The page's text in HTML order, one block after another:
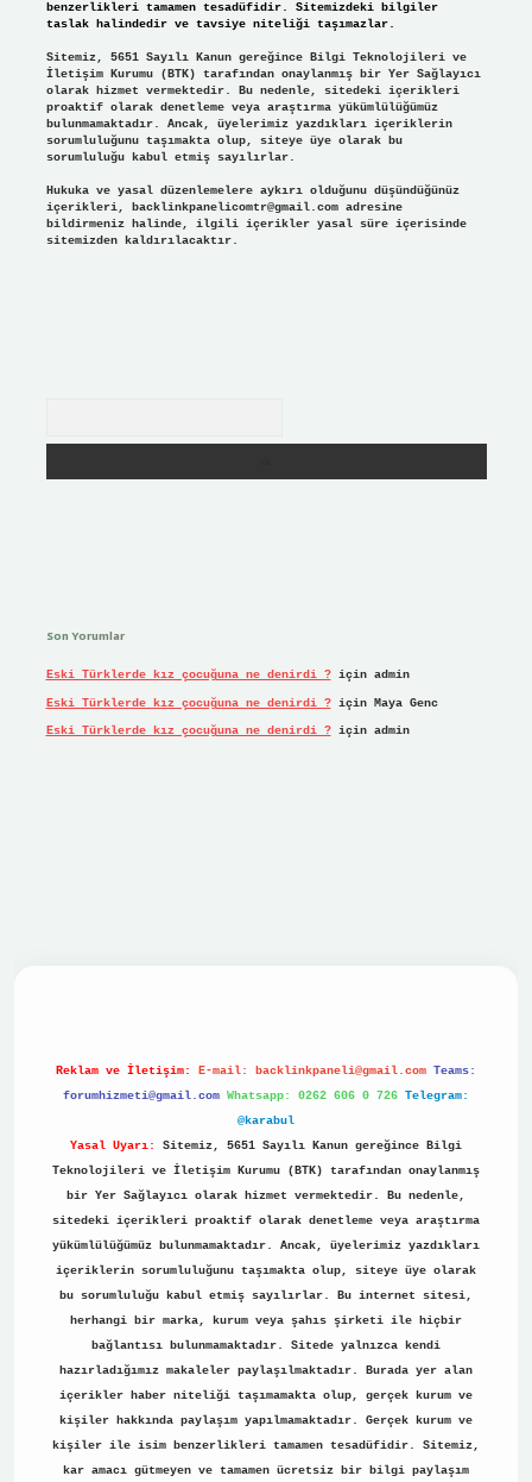
benzerlikleri tamamen tesadüfidir. Sitemizdeki bilgiler
taslak halindedir ve tavsiye niteliği taşımazlar.
Sitemiz, 5651 Sayılı Kanun gereğince Bilgi Teknolojileri ve
İletişim Kurumu (BTK) tarafından onaylanmış bir Yer Sağlayıcı
olarak hizmet vermektedir. Bu nedenle, sitedeki içerikleri
proaktif olarak denetleme veya araştırma yükümlülüğümüz
bulunmamaktadır. Ancak, üyelerimiz yazdıkları içeriklerin
sorumluluğunu taşımakta olup, siteye üye olarak bu
sorumluluğu kabul etmiş sayılırlar.
Hukuka ve yasal düzenlemelere aykırı olduğunu düşündüğünüz
içerikleri, backlinkpanelicomtr@gmail.comadresine
bildirmeniz halinde, ilgili içerikler yasal süre içerisinde
sitemizden kaldırılacaktır.
Son Yorumlar
Eski Türklerde kız çocuğuna ne denirdi ?için admin
Eski Türklerde kız çocuğuna ne denirdi ?için Maya Genc
Eski Türklerde kız çocuğuna ne denirdi ?için admin
Reklam ve İletişim: E-mail: backlinkpaneli@gmail.com Teams:
forumhizmeti@gmail.com Whatsapp: 0262 606 0 726 Telegram:
@karabul
Yasal Uyarı:
Sitemiz, 5651 Sayılı Kanun gereğince Bilgi
Teknolojileri ve İletişim Kurumu (BTK) tarafından onaylanmış
bir Yer Sağlayıcı olarak hizmet vermektedir. Bu nedenle,
sitedeki içerikleri proaktif olarak denetleme veya araştırma
yükümlülüğümüz bulunmamaktadır. Ancak, üyelerimiz yazdıkları
içeriklerin sorumluluğunu taşımakta olup, siteye üye olarak
bu sorumluluğu kabul etmiş sayılırlar. Bu internet sitesi,
herhangi bir marka, kurum veya şahıs şirketi ile hiçbir
bağlantısı bulunmamaktadır. Sitede yalnızca kendi
hazırladığımız makaleler paylaşılmaktadır. Burada yer alan
içerikler haber niteliği taşımamakta olup, gerçek kurum ve
kişiler hakkında paylaşım yapılmamaktadır. Gerçek kurum ve
kişiler ile isim benzerlikleri tamamen tesadüfidir. Sitemiz,
kar amacı gütmeyen ve tamamen ücretsiz bir bilgi paylaşım